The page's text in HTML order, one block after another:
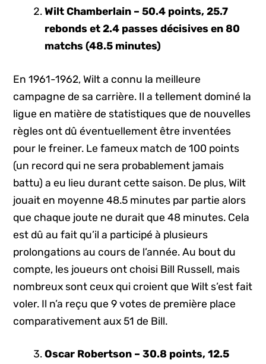
Wilt Chamberlain – 50.4 points, 25.7
rebonds et 2.4 passes décisives en 80
matchs (48.5 minutes)
En 1961-1962, Wilt a connu la meilleure
campagne de sa carrière. Il a tellement dominé la
ligue en matière de statistiques que de nouvelles
règles ont dû éventuellement être inventées
pour le freiner. Le fameux match de 100 points
(un record qui ne sera probablement jamais
battu) a eu lieu durant cette saison. De plus, Wilt
jouait en moyenne 48.5 minutes par partie alors
que chaque joute ne durait que 48 minutes. Cela
est dû au fait qu’il a participé à plusieurs
prolongations au cours de l’année. Au bout du
compte, les joueurs ont choisi Bill Russell, mais
nombreux sont ceux qui croient que Wilt s’est fait
voler. Il n’a reçu que 9 votes de première place
comparativement aux 51 de Bill.
Oscar Robertson – 30.8 points, 12.5